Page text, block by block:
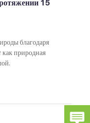
15
благодаря
как природная